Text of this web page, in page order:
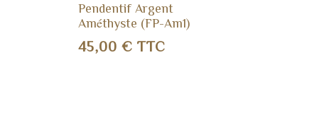
Pendentif Argent
Améthyste (FP-Am1)
45,00€ TTC